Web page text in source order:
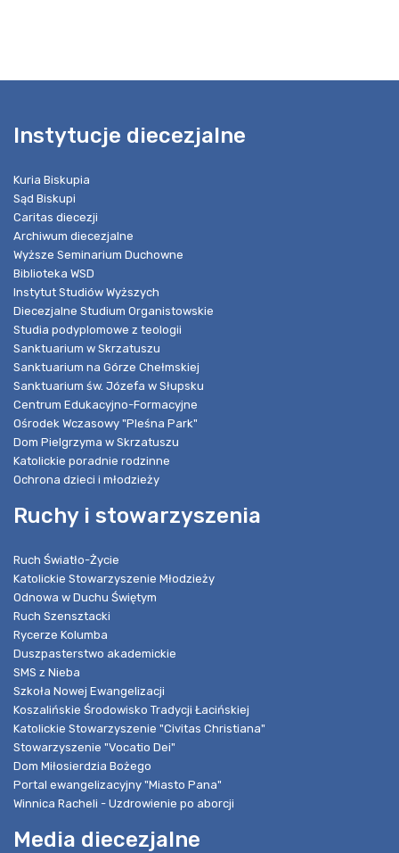
Instytucje diecezjalne
Kuria Biskupia
Sąd Biskupi
Caritas diecezji
Archiwum diecezjalne
Wyższe Seminarium Duchowne
Biblioteka WSD
Instytut Studiów Wyższych
Diecezjalne Studium Organistowskie
Studia podyplomowe z teologii
Sanktuarium w Skrzatuszu
Sanktuarium na Górze Chełmskiej
Sanktuarium św. Józefa w Słupsku
Centrum Edukacyjno-Formacyjne
Ośrodek Wczasowy "Pleśna Park"
Dom Pielgrzyma w Skrzatuszu
Katolickie poradnie rodzinne
Ochrona dzieci i młodzieży
Ruchy i stowarzyszenia
Ruch Światło-Życie
Katolickie Stowarzyszenie Młodzieży
Odnowa w Duchu Świętym
Ruch Szensztacki
Rycerze Kolumba
Duszpasterstwo akademickie
SMS z Nieba
Szkoła Nowej Ewangelizacji
Koszalińskie Środowisko Tradycji Łacińskiej
Katolickie Stowarzyszenie "Civitas Christiana"
Stowarzyszenie "Vocatio Dei"
Dom Miłosierdzia Bożego
Portal ewangelizacyjny "Miasto Pana"
Winnica Racheli - Uzdrowienie po aborcji
Media diecezjalne